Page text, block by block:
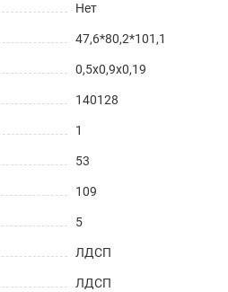
Нет
47,6*80,2*101,1
0,5х0,9х0,19
140128
1
53
109
5
ЛДСП
ЛДСП